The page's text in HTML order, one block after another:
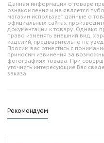
Данная информация о товаре
ознакомления и не является
магазин использует данные о
официальных сайтах
документации к товару. Однако
право изменять внешний вид,
изделий, предварительно не
Просим вас отнестись с
приносим извинения за
фотографиях товара. При
уточнять интересующие Вас
заказа.
Рекомендуем